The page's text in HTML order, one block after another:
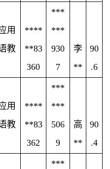
用
教
****
**83
360
***
***
930
7
李
**
90
.6
用
教
****
**83
362
***
***
506
9
高
**
90
.4
***